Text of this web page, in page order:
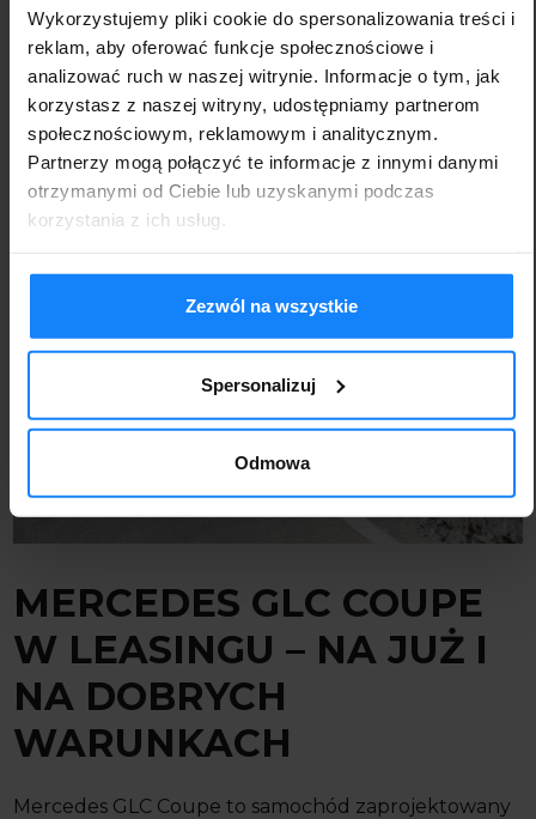
Wykorzystujemy pliki cookie do spersonalizowania treści i
reklam, aby oferować funkcje społecznościowe i
analizować ruch w naszej witrynie. Informacje o tym, jak
korzystasz z naszej witryny, udostępniamy partnerom
społecznościowym, reklamowym i analitycznym.
Partnerzy mogą połączyć te informacje z innymi danymi
otrzymanymi od Ciebie lub uzyskanymi podczas
korzystania z ich usług.
Zezwól na wszystkie
Spersonalizuj
Odmowa
GLC 300 e 4Matic Coupe (2.0 R4; 313 KM, 550 Nm);
GLC 400 e 4Matic Coupe (2.0 R4; 381 KM, 650 Nm);
GLC 300 de 4Matic Coupe (2.0 R4; 335 KM, 750
Nm).
MERCEDES GLC COUPE
W LEASINGU – NA JUŻ I
NA DOBRYCH
WARUNKACH
Mercedes GLC Coupe to samochód zaprojektowany